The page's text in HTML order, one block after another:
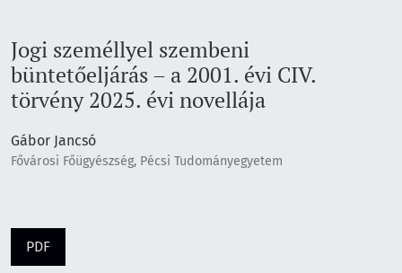
Jogi személlyel szembeni
büntetőeljárás – a 2001. évi CIV.
törvény 2025. évi novellája
Gábor Jancsó
Fővárosi Főügyészség, Pécsi Tudományegyetem
PDF